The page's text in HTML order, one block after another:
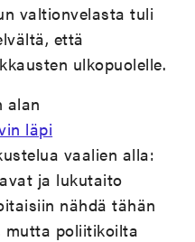
valtionvelasta tuli
että
ulkopuolelle.
alan
läpi
vaalien alla:
ja lukutaito
nähdä tähän
mutta poliitikoilta